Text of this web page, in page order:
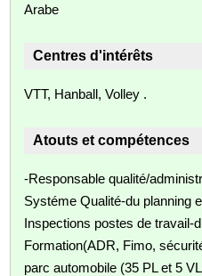
Arabe
Centres d'intérêts
VTT, Hanball, Volley .
Atouts et compétences
-Responsable qualité/
Systéme Qualité-du planning
Inspections postes de travail-
Formation(ADR, Fimo,
parc automobile (35 PL et 5